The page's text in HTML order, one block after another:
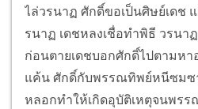
ไล่วรนาฏ ศักดิ์ขอเป็นศิษย์เดช
รนาฏ เดชหลงเชื่อทำพิธี วรนา
ก่อนตายเดชบอกศักดิ์ไปตามห
แค้น ศักดิ์กับพรรณทิพย์หนีซมซ
หลอกทำให้เกิดอุบัติเหตุจนพร